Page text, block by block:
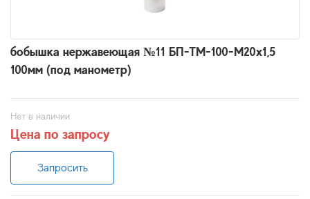
бобышка нержавеющая №11 БП-ТМ-100-М20х1,5
100мм (под манометр)
Нет в наличии
Цена по запросу
Запросить